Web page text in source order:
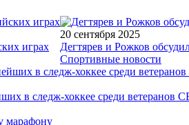
играх
20 сентября 2025
Дегтярев и Рожков
Спортивные новости
в следж-хоккее среди ветеранов